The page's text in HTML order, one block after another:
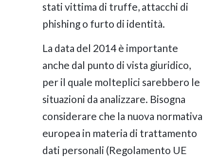
stati vittima di truffe, attacchi di
phishing o furto di identità.
La data del 2014 è importante
anche dal punto di vista giuridico,
per il quale molteplici sarebbero le
situazioni da analizzare. Bisogna
considerare che la nuova normativa
europea in materia di trattamento
dati personali (Regolamento UE